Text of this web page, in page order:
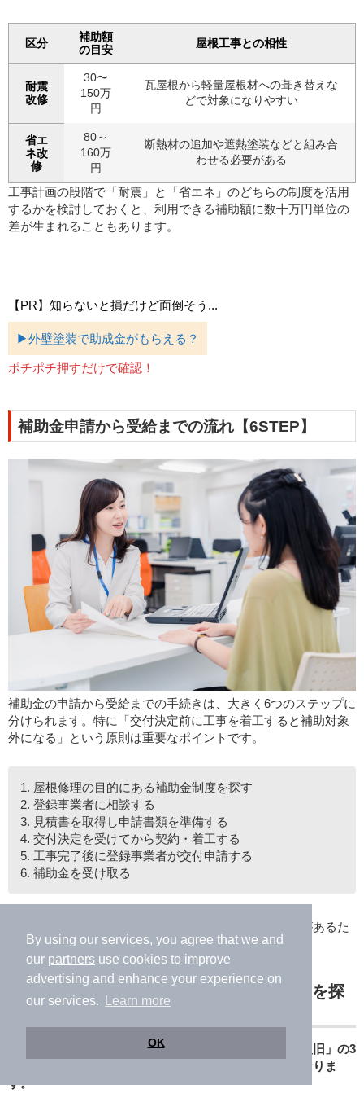
By using our services, you agree that we and
our partners use cookies to improve
advertising and enhance your experience on
our services.
Learn more
OK
区分
補助額
の目安
屋根工事との相性
耐震
改修
30〜
150万
円
瓦屋根から軽量屋根材への葺き替えな
どで対象になりやすい
省エ
ネ改
修
80～
160万
円
断熱材の追加や遮熱塗装などと組み合
わせる必要がある
工事計画の段階で「耐震」と「省エネ」のどちらの制度を活用
するかを検討しておくと、利用できる補助額に数十万円単位の
差が生まれることもあります。
【PR】知らないと損だけど面倒そう...
▶外壁塗装で助成金がもらえる？
ポチポチ押すだけで確認！
補助金申請から受給までの流れ【6STEP】
補助金の申請から受給までの手続きは、大きく6つのステップに
分けられます。特に「交付決定前に工事を着工すると補助対象
外になる」という原則は重要なポイントです。
1. 屋根修理の目的にある補助金制度を探す
2. 登録事業者に相談する
3. 見積書を取得し申請書類を準備する
4. 交付決定を受けてから契約・着工する
5. 工事完了後に登録事業者が交付申請する
6. 補助金を受け取る
見落としてしまうと補助金を受け取れなくなる可能性があるた
め、手順に沿って進めましょう。
STEP1. 屋根修理の目的にある補助金制度を探
屋根修理の目的を「省エネ改修」「耐震補強」「災害復旧」の3
つに整理すると、利用できる補助金制度を探しやすくなりま
す。